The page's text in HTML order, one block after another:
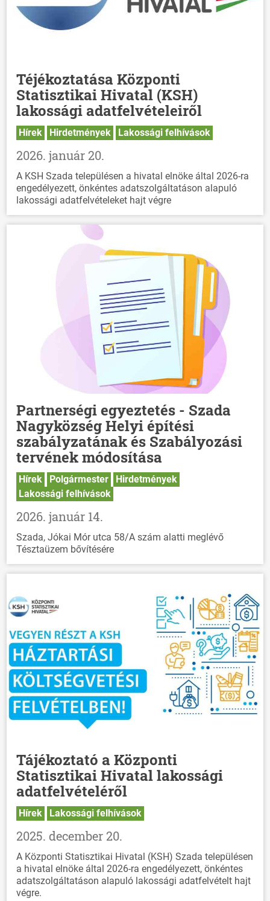
Téjékoztatása Központi
Statisztikai Hivatal (KSH)
lakossági adatfelvételeiről
Hírek Hirdetmények Lakossági felhívások
2026. január 20.
A KSH Szada településen a hivatal elnöke által 2026-ra
engedélyezett, önkéntes adatszolgáltatáson alapuló
lakossági adatfelvételeket hajt végre
Partnerségi egyeztetés - Szada
Nagyközség Helyi építési
szabályzatának és Szabályozási
tervének módosítása
Hírek Polgármester
Hirdetmények
Lakossági felhívások
2026. január 14.
Szada, Jókai Mór utca 58/A szám alatti meglévő
Tésztaüzem bővítésére
Tájékoztató a Központi
Statisztikai Hivatal lakossági
adatfelvételéről
Hírek Lakossági felhívások
2025. december 20.
A Központi Statisztikai Hivatal (KSH) Szada településen
a hivatal elnöke által 2026-ra engedélyezett, önkéntes
adatszolgáltatáson alapuló lakossági adatfelvételt hajt
végre.